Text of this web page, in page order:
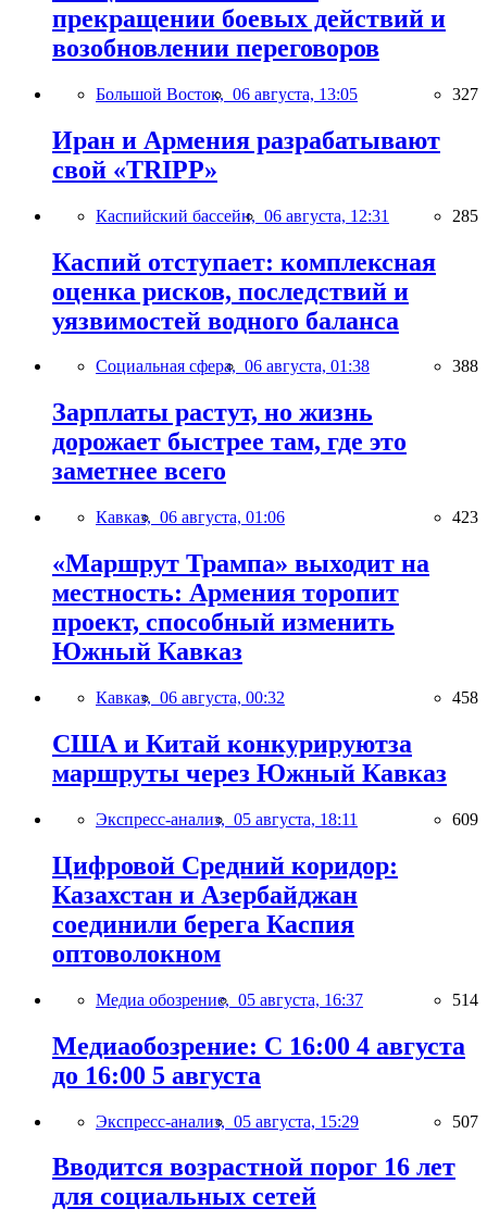
прекращении боевых действий и
возобновлении переговоров
Большой Восток, 06 августа, 13:05 327
Иран и Армения разрабатывают
свой «TRIPP»
Каспийский бассейн, 06 августа, 12:31 285
Каспий отступает: комплексная
оценка рисков, последствий и
уязвимостей водного баланса
Социальная сфера, 06 августа, 01:38 388
Зарплаты растут, но жизнь
дорожает быстрее там, где это
заметнее всего
Кавказ, 06 августа, 01:06 423
«Маршрут Трампа» выходит на
местность: Армения торопит
проект, способный изменить
Южный Кавказ
Кавказ, 06 августа, 00:32 458
США и Китай конкурируютза
маршруты через Южный Кавказ
Экспресс-анализ, 05 августа, 18:11 609
Цифровой Средний коридор:
Казахстан и Азербайджан
соединили берега Каспия
оптоволокном
Медиа обозрение, 05 августа, 16:37 514
Медиаобозрение: С 16:00 4 августа
до 16:00 5 августа
Экспресс-анализ, 05 августа, 15:29 507
Вводится возрастной порог 16 лет
для социальных сетей